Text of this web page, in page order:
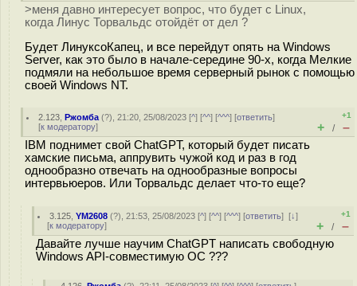
>меня давно интересует вопрос, что будет с Linux,
когда Линус Торвальдс отойдёт от дел ?
Будет ЛинуксоКапец, и все перейдут опять на Windows
Server, как это было в начале-середине 90-х, когда Мелкие
подмяли на небольшое время серверный рынок с помощью
своей Windows NT.
2.123 ,Ржомба (?), 21:20, 25/08/2023 [^] [^^] [^^^] [ответить]
[к модератору]
+1
+ / –
IBM поднимет свой ChatGPT, который будет писать
хамские письма, аппрувить чужой код и раз в год
однообразно отвечать на однообразные вопросы
интервьюеров. Или Торвальдс делает что-то еще?
3.125 ,YM2608 (?), 21:53, 25/08/2023 [^] [^^] [^^^] [ответить][↓]
[к модератору]
+1
+ / –
Давайте лучше научим ChatGPT написать свободную
Windows API-совместимую ОС ???